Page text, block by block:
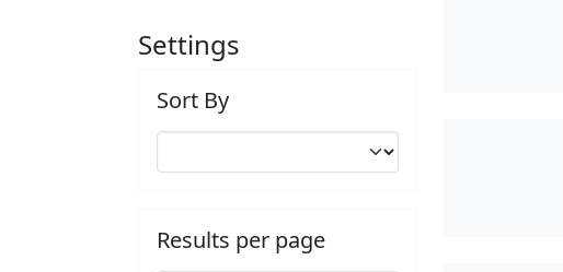
Settings
Sort By
Results per page